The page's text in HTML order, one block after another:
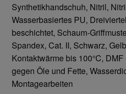
Baak Sicherheitsschue
Cofra Sicherheitsschuhe
Jalas Sicherheitschuhe
Synthetikhandschuh, Nitril,
Wasserbasiertes PU,
beschichtet, Schaum-
Spandex, Cat. II, Schwarz,
Kontaktwärme bis 100°C,
gegen Öle und Fette,
Montagearbeiten